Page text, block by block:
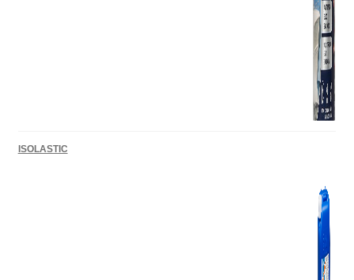
ISOLASTIC